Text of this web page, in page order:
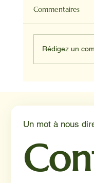
Commentaires
Rédigez un
Un mot à nous